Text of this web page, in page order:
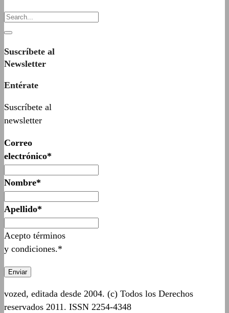
Suscríbete al
Newsletter
Entérate
Suscríbete al
newsletter
Correo
electrónico*
Nombre*
Apellido*
Acepto términos
y condiciones.*
vozed, editada desde 2004. (c) Todos los Derechos
reservados 2011. ISSN 2254-4348